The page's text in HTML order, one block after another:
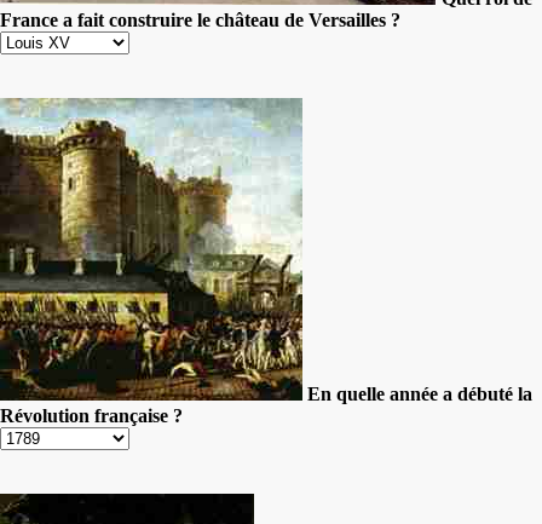
France a fait construire le château de Versailles ?
En quelle année a débuté la
Révolution française ?